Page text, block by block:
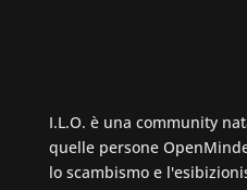
I.L.O. è una community
quelle persone
lo scambismo e